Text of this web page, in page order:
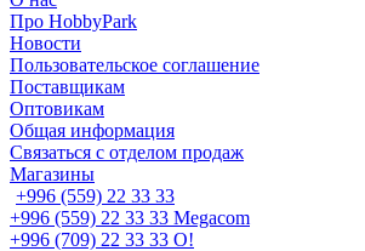
Про HobbyPark
Новости
Пользовательское соглашение
Поставщикам
Оптовикам
Общая информация
Связаться с отделом продаж
Магазины
+996 (559) 22 33 33
+996 (559) 22 33 33 Megacom
+996 (709) 22 33 33 O!